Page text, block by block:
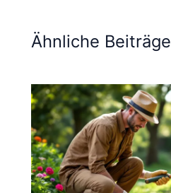
Ähnliche Beiträge